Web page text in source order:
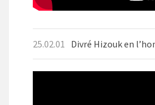
25.02.01